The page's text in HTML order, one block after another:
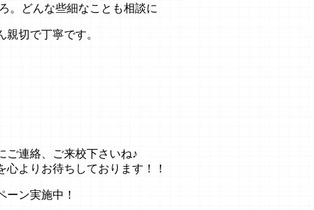
。どんな些細なことも相談に
切で丁寧です。
ご連絡、ご来校下さいね♪
よりお待ちしております！！
ーン実施中！